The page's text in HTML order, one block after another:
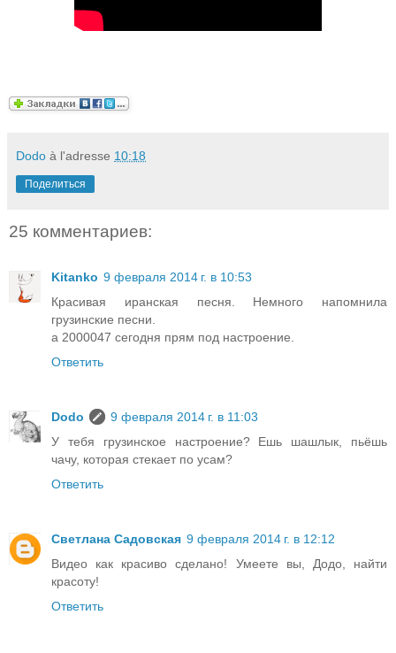
Dodo à l'adresse 10:18
Поделиться
25 комментариев:
Kitanko 9 февраля 2014 г. в 10:53
Красивая иранская песня. Немного напомнила
грузинские песни.
а 2000047 сегодня прям под настроение.
Ответить
Dodo
9 февраля 2014 г. в 11:03
У тебя грузинское настроение? Ешь шашлык, пьёшь
чачу, которая стекает по усам?
Ответить
Светлана Садовская 9 февраля 2014 г. в 12:12
Видео как красиво сделано! Умеете вы, Додо, найти
красоту!
Ответить